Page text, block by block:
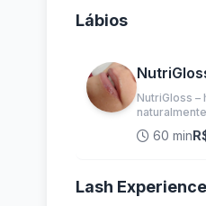
Lábios
NutriGloss
60 min
Lash Experience